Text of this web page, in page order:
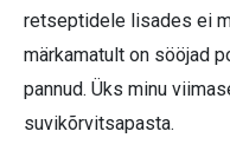
retseptidele lisades ei
märkamatult on sööjad
pannud. Üks minu
suvikõrvitsapasta.